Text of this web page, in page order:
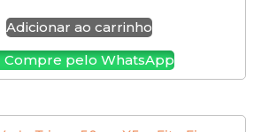
Adicionar ao carrinho
Compre pelo WhatsApp